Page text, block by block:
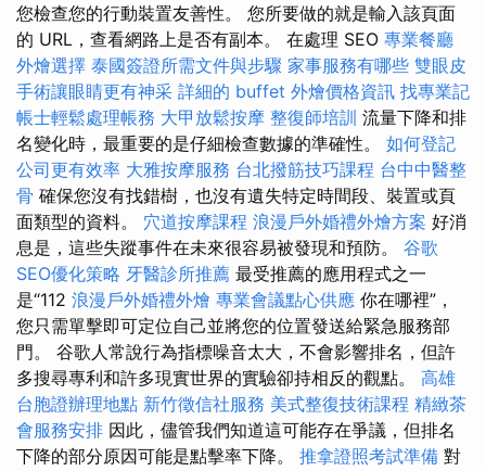
您檢查您的行動裝置友善性。 您所要做的就是輸入該頁面
的 URL，查看網路上是否有副本。 在處理 SEO 專業餐廳
外燴選擇 泰國簽證所需文件與步驟 家事服務有哪些 雙眼皮
手術讓眼睛更有神采 詳細的 buffet 外燴價格資訊 找專業記
帳士輕鬆處理帳務 大甲放鬆按摩 整復師培訓 流量下降和排
名變化時，最重要的是仔細檢查數據的準確性。 如何登記
公司更有效率 大雅按摩服務 台北撥筋技巧課程 台中中醫整
骨 確保您沒有找錯樹，也沒有遺失特定時間段、裝置或頁
面類型的資料。 穴道按摩課程 浪漫戶外婚禮外燴方案 好消
息是，這些失蹤事件在未來很容易被發現和預防。 谷歌
SEO優化策略 牙醫診所推薦 最受推薦的應用程式之一
是“112 浪漫戶外婚禮外燴 專業會議點心供應 你在哪裡”，
您只需單擊即可定位自己並將您的位置發送給緊急服務部
門。 谷歌人常說行為指標噪音太大，不會影響排名，但許
多搜尋專利和許多現實世界的實驗卻持相反的觀點。 高雄
台胞證辦理地點 新竹徵信社服務 美式整復技術課程 精緻茶
會服務安排 因此，儘管我們知道這可能存在爭議，但排名
下降的部分原因可能是點擊率下降。 推拿證照考試準備 對